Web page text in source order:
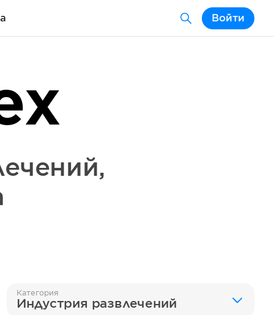
Войти
,
Категория
Индустрия развлечений